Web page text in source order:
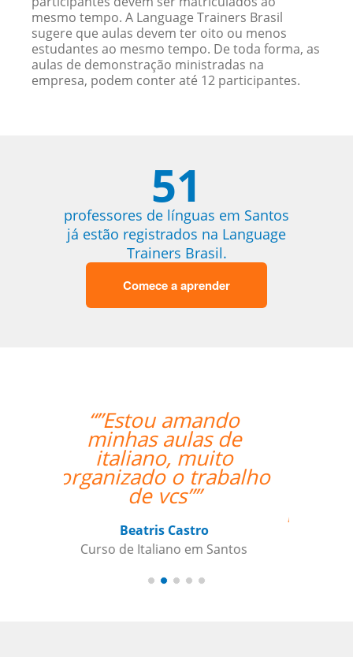
mesmo tempo. A Language Trainers Brasil
sugere que aulas devem ter oito ou menos
estudantes ao mesmo tempo. De toda forma, as
aulas de demonstração ministradas na
empresa, podem conter até 12 participantes.
51
professores de línguas em Santos
já estão registrados na Language
Trainers Brasil.
Comece a aprender
“”The class with Ivo
went well. He knows
his stuff and is very
helpful. He replies
quickly outside class
questions. ””
Curso de Português em Santos